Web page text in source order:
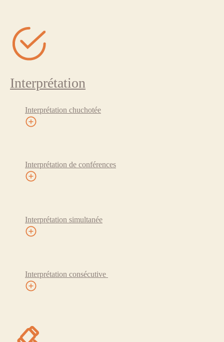
Interprétation
Interprétation chuchotée
Interprétation de conférences
Interprétation simultanée
Interprétation consécutive